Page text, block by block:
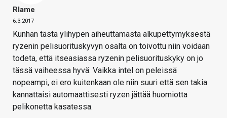
Rlame
6.3.2017
Kunhan tästä ylihypen aiheuttamasta alkupettymyksestä
ryzenin pelisuorituskyvyn osalta on toivottu niin voidaan
todeta, että itseasiassa ryzenin pelisuorituskyky on jo
tässä vaiheessa hyvä. Vaikka intel on peleissä
nopeampi, ei ero kuitenkaan ole niin suuri että sen takia
kannattaisi automaattisesti ryzen jättää huomiotta
pelikonetta kasatessa.